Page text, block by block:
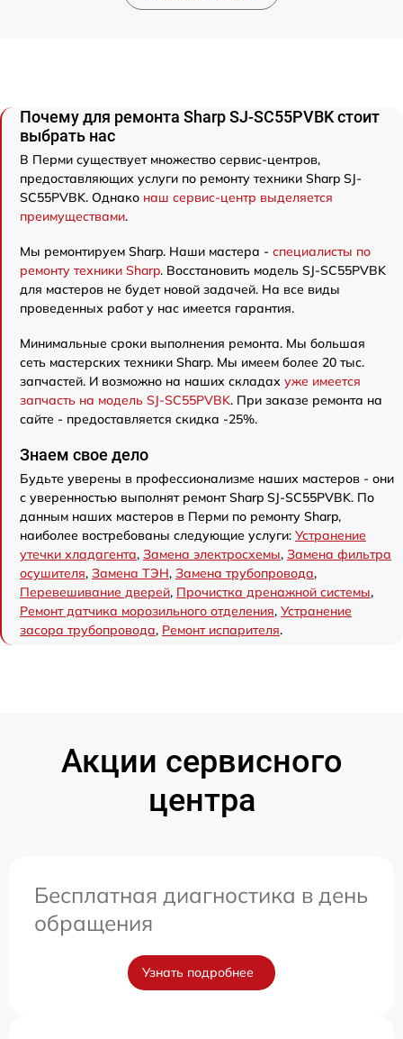
Почему для ремонта Sharp SJ-SC55PVBK стоит
выбрать нас
В Перми существует множество сервис-центров,
предоставляющих услуги по ремонту техники Sharp SJ-
SC55PVBK. Однако наш сервис-центр выделяется
преимуществами.
Мы ремонтируем Sharp. Наши мастера - специалисты по
ремонту техники Sharp. Восстановить модель SJ-SC55PVBK
для мастеров не будет новой задачей. На все виды
проведенных работ у нас имеется гарантия.
Минимальные сроки выполнения ремонта. Мы большая
сеть мастерских техники Sharp. Мы имеем более 20 тыс.
запчастей. И возможно на наших складах уже имеется
запчасть на модель SJ-SC55PVBK. При заказе ремонта на
сайте - предоставляется скидка -25%.
Знаем свое дело
Будьте уверены в профессионализме наших мастеров - они
с уверенностью выполнят ремонт Sharp SJ-SC55PVBK. По
данным наших мастеров в Перми по ремонту Sharp,
наиболее востребованы следующие услуги: Устранение
утечки хладагента, Замена электросхемы, Замена фильтра
осушителя, Замена ТЭН, Замена трубопровода,
Перевешивание дверей, Прочистка дренажной системы,
Ремонт датчика морозильного отделения, Устранение
засора трубопровода, Ремонт испарителя.
Акции сервисного
центра
Бесплатная диагностика в день
обращения
Узнать подробнее